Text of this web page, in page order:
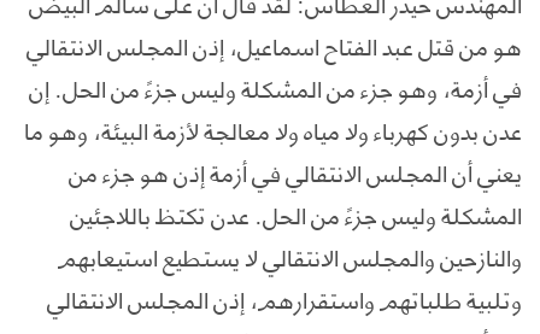
هو من قتل عبد الفتاح اسماعيل، إذن المجلس الانتقالي
في أزمة، وهو جزء من المشكلة وليس جزءً من الحل. إن
عدن بدون كهرباء ولا مياه ولا معالجة لأزمة البيئة، وهو ما
يعني أن المجلس الانتقالي في أزمة إذن هو جزء من
المشكلة وليس جزءً من الحل. عدن تكتظ باللاجئين
والنازحين والمجلس الانتقالي لا يستطيع استيعابهم
وتلبية طلباتهم واستقرارهم، إذن المجلس الانتقالي